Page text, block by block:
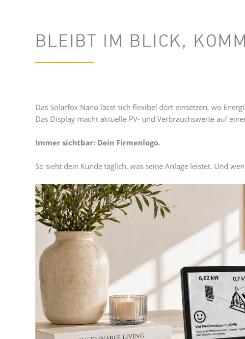
BLEIBT IM BLICK,
Das Solarfox Nano lässt sich flexibel dort einsetzen, wo
Das Display macht aktuelle PV- und Verbrauchswerte auf
Immer sichtbar: Dein Firmenlogo.
So sieht dein Kunde täglich, was seine Anlage leistet. Und